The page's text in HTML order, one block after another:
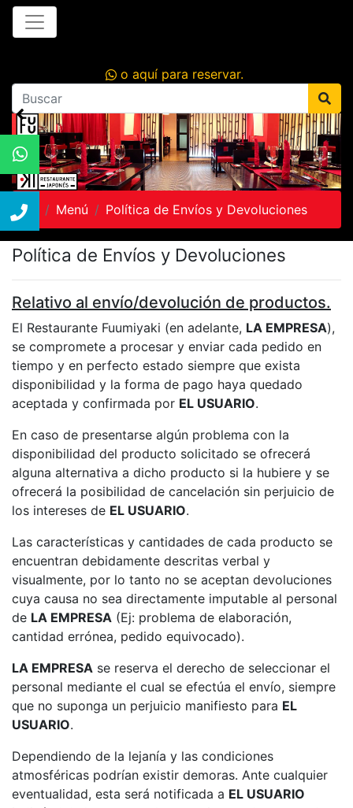
o aquí para reservar.
InicioMenú Política de Envíos y Devoluciones
Política de Envíos y Devoluciones
Relativo al envío/devolución de productos.
El Restaurante Fuumiyaki (en adelante, LA EMPRESA),
se compromete a procesar y enviar cada pedido en
tiempo y en perfecto estado siempre que exista
disponibilidad y la forma de pago haya quedado
aceptada y confirmada por EL USUARIO.
En caso de presentarse algún problema con la
disponibilidad del producto solicitado se ofrecerá
alguna alternativa a dicho producto si la hubiere y se
ofrecerá la posibilidad de cancelación sin perjuicio de
los intereses de EL USUARIO.
Las características y cantidades de cada producto se
encuentran debidamente descritas verbal y
visualmente, por lo tanto no se aceptan devoluciones
cuya causa no sea directamente imputable al personal
de LA EMPRESA (Ej: problema de elaboración,
cantidad errónea, pedido equivocado).
LA EMPRESA se reserva el derecho de seleccionar el
personal mediante el cual se efectúa el envío, siempre
que no suponga un perjuicio manifiesto para EL
USUARIO.
Dependiendo de la lejanía y las condiciones
atmosféricas podrían existir demoras. Ante cualquier
eventualidad, esta será notificada a EL USUARIO